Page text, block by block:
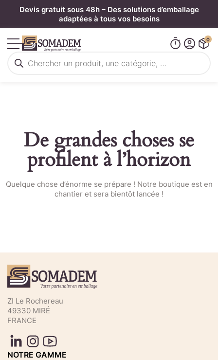
Devis gratuit sous 48h – Des solutions d’emballage
adaptées à tous vos besoins
de
0
De grandes choses se
profilent à l’horizon
Quelque chose d’énorme se prépare ! Notre boutique est en
chantier et sera bientôt lancée !
commande rapide
Aucun fichier
ZI Le Rochereau
49330 MIRÉ
FRANCE
NOTRE GAMME
Panneau de gestion des cookies